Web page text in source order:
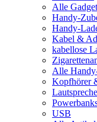
Alle
Handy-
Handy-
Kabel &
kabellose
Alle
Kopfhörer
USB